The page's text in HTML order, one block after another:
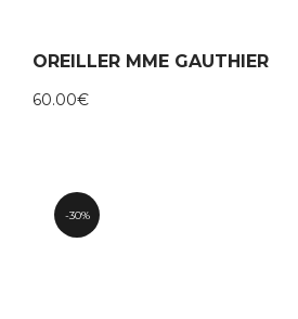
OREILLER MME GAUTHIER
60.00€
30%